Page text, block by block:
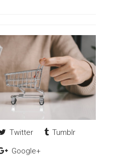
Twitter Tumblr
Google+